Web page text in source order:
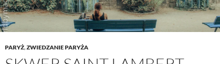
PARYŻ,ZWIEDZANIE PARYŻA